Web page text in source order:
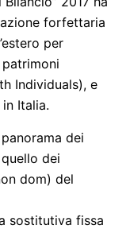
forfettaria
per
Individuals), e
Italia.
dei
dei
dom) del
sostitutiva fissa